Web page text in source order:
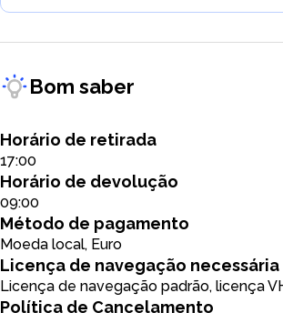
Bom saber
Horário de retirada
17:00
Horário de devolução
09:00
Método de pagamento
Moeda local, Euro
Licença de navegação necessária
Licença de navegação padrão, licença
Política de Cancelamento